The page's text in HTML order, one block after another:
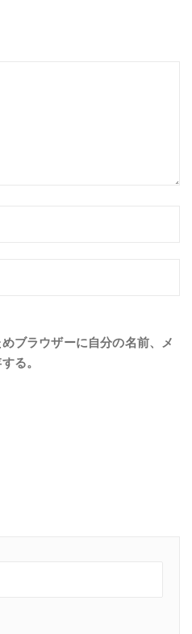
ブラウザーに自分の名前、メ
る。